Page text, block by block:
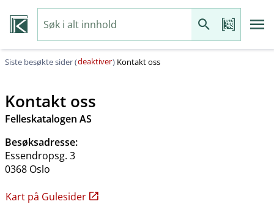
Siste besøkte sider (deaktiver) Kontakt oss
Kontakt oss
Felleskatalogen AS
Besøksadresse:
Essendropsg. 3
0368 Oslo
Kart på Gulesider